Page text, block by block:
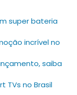
super bateria
incrível no
saiba
TVs no Brasil